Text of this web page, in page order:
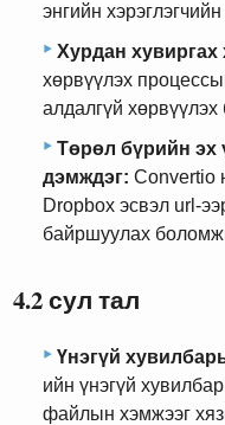
энгийн
Хурдан хувиргах
хөрвүүлэх
алдалгүй
Төрөл бүрийн
дэмждэг: Convertio
Dropbox эсвэл url-
байршуулах
4.2 сул тал
Үнэгүй
ийн үнэгүй
файлын хэмжээг